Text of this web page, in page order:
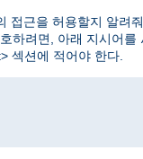
접근을 허용할지 알려
하려면, 아래 지시어를
섹션에 적어야 한다.